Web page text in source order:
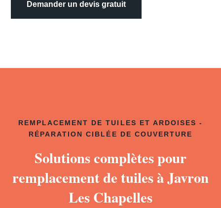
Demander un devis gratuit
REMPLACEMENT DE TUILES ET ARDOISES -
RÉPARATION CIBLÉE DE COUVERTURE
Solutions complètes pour
remplacement de tuiles à Javron
Les Chapelles